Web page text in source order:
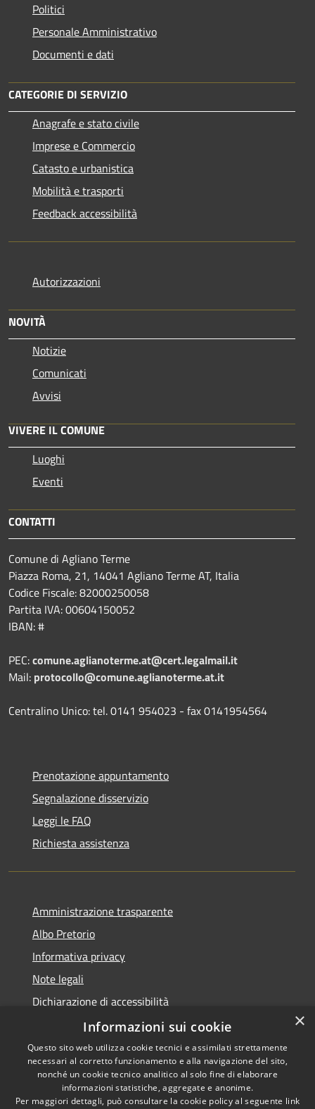
Politici
Personale Amministrativo
Documenti e dati
CATEGORIE DI SERVIZIO
Anagrafe e stato civile
Imprese e Commercio
Catasto e urbanistica
Mobilità e trasporti
Feedback accessibilità
Autorizzazioni
NOVITÀ
Notizie
Comunicati
Avvisi
VIVERE IL COMUNE
Luoghi
Eventi
CONTATTI
Comune di Agliano Terme
Piazza Roma, 21, 14041 Agliano Terme AT, Italia
Codice Fiscale: 82000250058
Partita IVA: 00604150052
IBAN: #
PEC:comune.aglianoterme.at@cert.legalmail.it
Mail: protocollo@comune.aglianoterme.at.it
Centralino Unico: tel. 0141 954023 - fax 0141954564
Prenotazione appuntamento
Segnalazione disservizio
Leggi le FAQ
Richiesta assistenza
Amministrazione trasparente
Albo Pretorio
Informativa privacy
Note legali
Dichiarazione di accessibilità
Accessibilità
Comune convenzionato
Astigov
×
Informazioni sui cookie
Questo sito web utilizza cookie tecnici e assimilati strettamente
necessari al corretto funzionamento e alla navigazione del sito,
nonché un cookie tecnico analitico al solo fine di elaborare
informazioni statistiche, aggregate e anonime.
Per maggiori dettagli, può consultare la cookie policy al seguente link